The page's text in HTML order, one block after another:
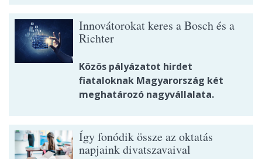
Innovátorokat keres a Bosch és a
Richter
Közös pályázatot hirdet
fiataloknak Magyarország két
meghatározó nagyvállalata.
Így fonódik össze az oktatás
napjaink divatszavaival